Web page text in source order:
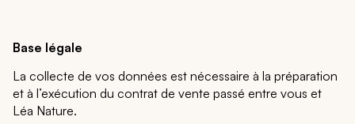
Base légale
La collecte de vos données est nécessaire à la préparation
et à l’exécution du contrat de vente passé entre vous et
Léa Nature.